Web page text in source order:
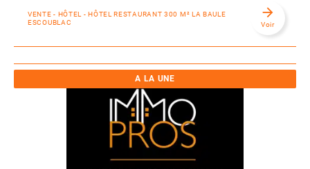
VENTE - HÔTEL - HÔTEL RESTAURANT 300 M² LA BAULE
ESCOUBLAC
arrow_forward
Voir
A LA UNE